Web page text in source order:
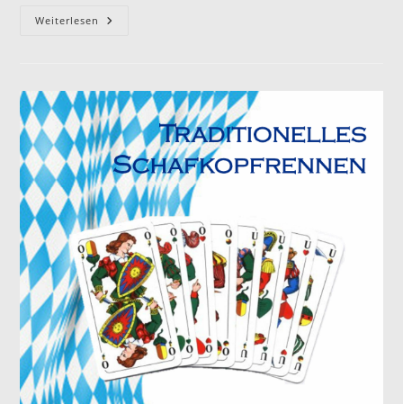
Weiterlesen End-